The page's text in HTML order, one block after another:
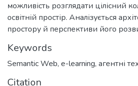
можливість розглядати цілісний
освітній простір. Аналізується
простору й перспективи його
Keywords
Semantic Web, e-learning, агентні
Citation